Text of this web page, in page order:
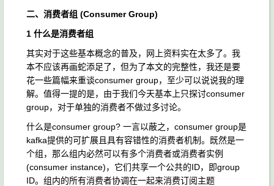
二、消费者组 (Consumer Group)
1 什么是消费者组
其实对于这些基本概念的普及，网上资料实在太多了。我
本不应该再画蛇添足了，但为了本文的完整性，我还是要
花一些篇幅来重谈consumer group，至少可以说说我的理
解。值得一提的是，由于我们今天基本上只探讨consumer
group，对于单独的消费者不做过多讨论。
什么是consumer group? 一言以蔽之，consumer group是
kafka提供的可扩展且具有容错性的消费者机制。既然是一
个组，那么组内必然可以有多个消费者或消费者实例
(consumer instance)，它们共享一个公共的ID，即group
ID。组内的所有消费者协调在一起来消费订阅主题